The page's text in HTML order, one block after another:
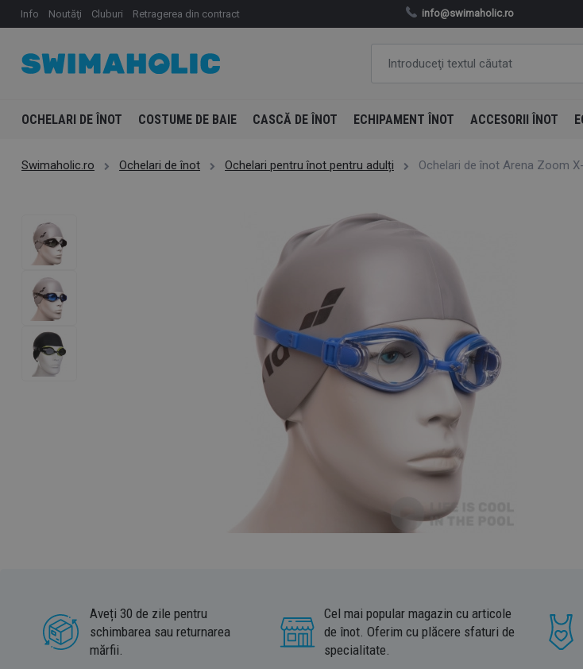
Info Noutăţi Cluburi Retragerea din contract info@swimaholic.ro
OCHELARI DE ÎNOT COSTUME DE BAIE CASCĂ DE ÎNOT ECHIPAMENT ÎNOT ACCESORII ÎNOT
Swimaholic.ro Ochelari de înot Ochelari pentru înot pentru adulți Ochelari de înot Arena Zoom
Aveți 30 de zile pentru
schimbarea sau returnarea
mărfii.
Cel mai popular magazin cu articole
de înot. Oferim cu plăcere sfaturi de
specialitate.